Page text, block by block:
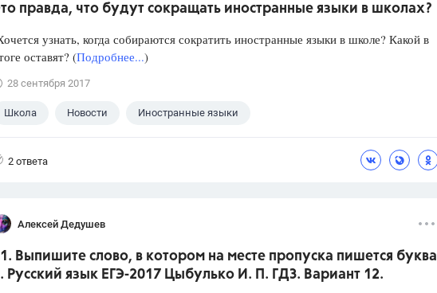
правда, что будут сокращать иностранные языки в школах?
узнать, когда собираются сократить иностранные языки в школе? Какой в
оставят? (Подробнее...)
28 сентября 2017
Школа Новости Иностранные языки
2 ответа
Алексей Дедушев
Выпишите слово, в котором на месте пропуска пишется буква
Русский язык ЕГЭ-2017 Цыбулько И. П. ГДЗ. Вариант 12.